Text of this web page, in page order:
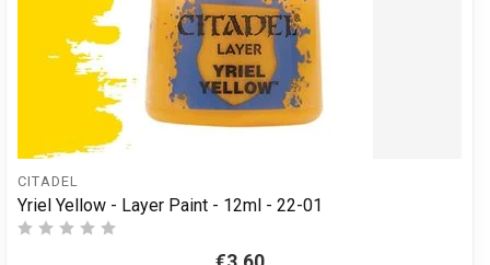
CITADEL
Yriel Yellow - Layer Paint - 12ml - 22-01